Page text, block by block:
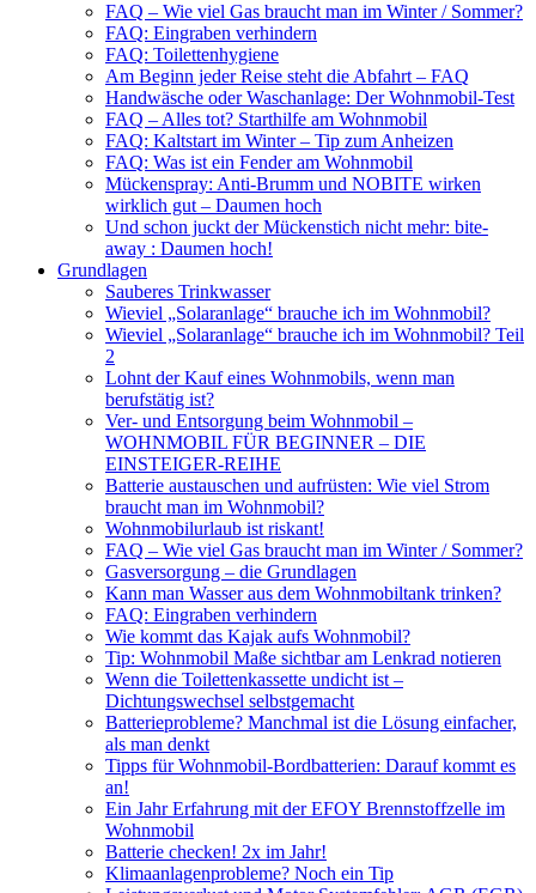
FAQ – Wie viel Gas braucht man im Winter / Sommer?
FAQ: Eingraben verhindern
FAQ: Toilettenhygiene
Am Beginn jeder Reise steht die Abfahrt – FAQ
Handwäsche oder Waschanlage: Der Wohnmobil-Test
FAQ – Alles tot? Starthilfe am Wohnmobil
FAQ: Kaltstart im Winter – Tip zum Anheizen
FAQ: Was ist ein Fender am Wohnmobil
Mückenspray: Anti-Brumm und NOBITE wirken
wirklich gut – Daumen hoch
Und schon juckt der Mückenstich nicht mehr: bite-
away : Daumen hoch!
Grundlagen
Sauberes Trinkwasser
Wieviel „Solaranlage“ brauche ich im Wohnmobil?
Wieviel „Solaranlage“ brauche ich im Wohnmobil? Teil
2
Lohnt der Kauf eines Wohnmobils, wenn man
berufstätig ist?
Ver- und Entsorgung beim Wohnmobil –
WOHNMOBIL FÜR BEGINNER – DIE
EINSTEIGER-REIHE
Batterie austauschen und aufrüsten: Wie viel Strom
braucht man im Wohnmobil?
Wohnmobilurlaub ist riskant!
FAQ – Wie viel Gas braucht man im Winter / Sommer?
Gasversorgung – die Grundlagen
Kann man Wasser aus dem Wohnmobiltank trinken?
FAQ: Eingraben verhindern
Wie kommt das Kajak aufs Wohnmobil?
Tip: Wohnmobil Maße sichtbar am Lenkrad notieren
Wenn die Toilettenkassette undicht ist –
Dichtungswechsel selbstgemacht
Batterieprobleme? Manchmal ist die Lösung einfacher,
als man denkt
Tipps für Wohnmobil-Bordbatterien: Darauf kommt es
an!
Ein Jahr Erfahrung mit der EFOY Brennstoffzelle im
Wohnmobil
Batterie checken! 2x im Jahr!
Klimaanlagenprobleme? Noch ein Tip